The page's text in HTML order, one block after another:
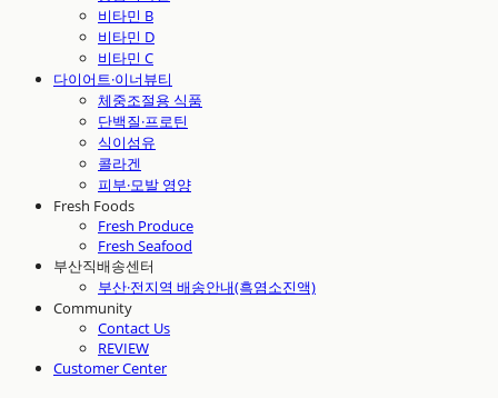
비타민 B
비타민 D
비타민 C
다이어트·이너뷰티
체중조절용 식품
단백질·프로틴
식이섬유
콜라겐
피부·모발 영양
Fresh Foods
Fresh Produce
Fresh Seafood
부산직배송센터
부산·전지역 배송안내(흑염소진액)
Community
Contact Us
REVIEW
Customer Center